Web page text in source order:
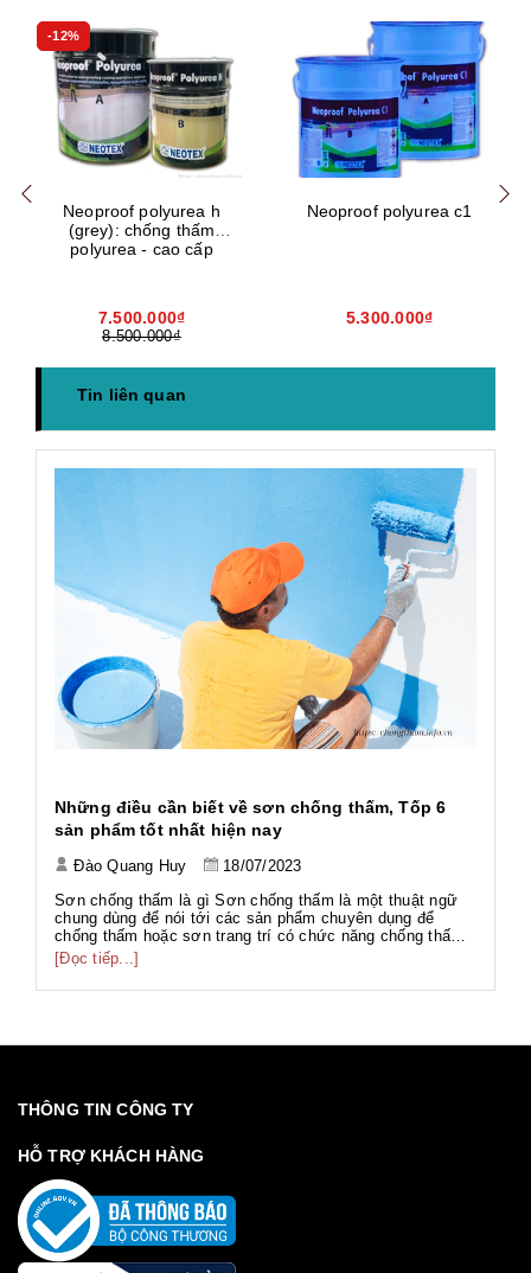
-12%
Neoproof polyurea h
(grey): chống thấm
polyurea - cao cấp
7.500.000₫
8.500.000₫
Neoproof polyurea c1
5.300.000₫
Hết hàng Mua hàng
Tin liên quan
Những điều cần biết về sơn chống thấm, Tốp 6
sản phẩm tốt nhất hiện nay
Đào Quang Huy
18/07/2023
Sơn chống thấm là gì Sơn chống thấm là một thuật ngữ
chung dùng để nói tới các sản phẩm chuyên dụng để
chống thấm hoặc sơn trang trí có chức năng chống thấm.
Với thành phần đa dạng như gốc PU, gốc Acrylic, gốc Xi
măng... phục vụ nhiều hạng mục công trình với nhiều mục
đích khác nhau. Sơn chố...
[Đọc tiếp...]
THÔNG TIN CÔNG TY
HỖ TRỢ KHÁCH HÀNG